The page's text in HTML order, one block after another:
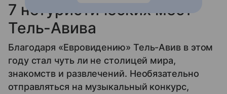
7 нетуристических мест
Тель-Авива
Благодаря «Евровидению» Тель-Авив в этом
году стал чуть ли не столицей мира,
знакомств и развлечений. Необязательно
отправляться на музыкальный конкурс,